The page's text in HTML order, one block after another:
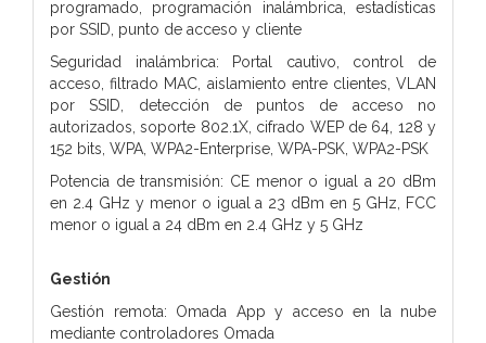
programado, programación inalámbrica, estadísticas
por SSID, punto de acceso y cliente
Seguridad inalámbrica: Portal cautivo, control de
acceso, filtrado MAC, aislamiento entre clientes, VLAN
por SSID, detección de puntos de acceso no
autorizados, soporte 802.1X, cifrado WEP de 64, 128 y
152 bits, WPA, WPA2-Enterprise, WPA-PSK, WPA2-PSK
Potencia de transmisión: CE menor o igual a 20 dBm
en 2.4 GHz y menor o igual a 23 dBm en 5 GHz, FCC
menor o igual a 24 dBm en 2.4 GHz y 5 GHz
Gestión
Gestión remota: Omada App y acceso en la nube
mediante controladores Omada